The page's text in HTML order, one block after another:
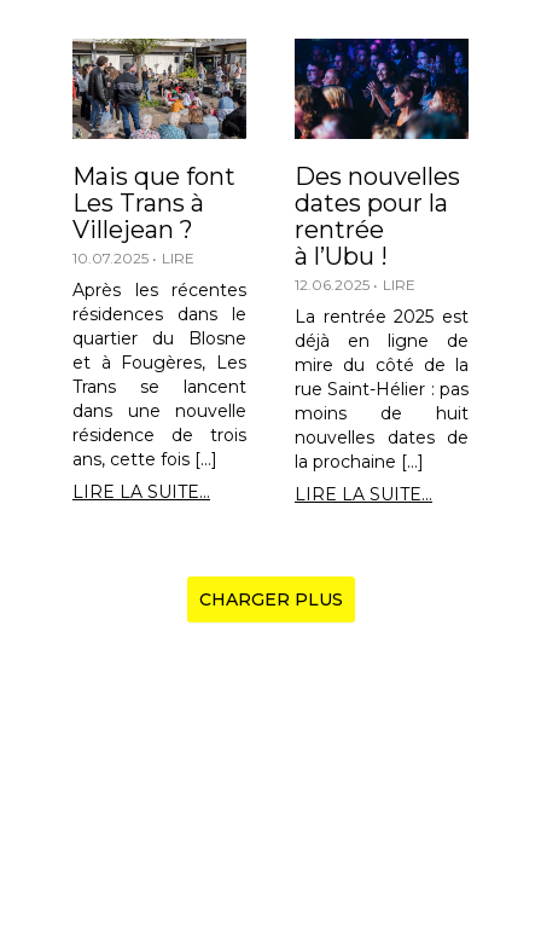
Mais que font
Les Trans à
Villejean ?
10.07.2025 LIRE
Après les récentes
résidences dans le
quartier du Blosne
et à Fougères, Les
Trans se lancent
dans une nouvelle
résidence de trois
ans, cette fois […]
LIRE LA SUITE...
Des nouvelles
dates pour la
rentrée
à l’Ubu !
12.06.2025 LIRE
La rentrée 2025 est
déjà en ligne de
mire du côté de la
rue Saint-Hélier : pas
moins de huit
nouvelles dates de
la prochaine […]
LIRE LA SUITE...
CHARGER PLUS